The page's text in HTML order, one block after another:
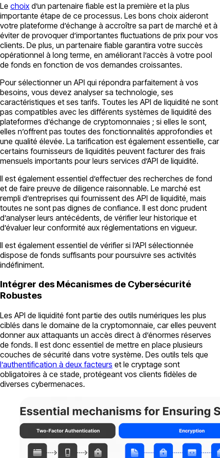
Le choix d’un partenaire fiable est la première et la plus
importante étape de ce processus. Les bons choix aideront
votre plateforme d’échange à accroître sa part de marché et à
éviter de provoquer d’importantes fluctuations de prix pour vos
clients. De plus, un partenaire fiable garantira votre succès
opérationnel à long terme, en améliorant l’accès à votre pool
de fonds en fonction de vos demandes croissantes.
Pour sélectionner un API qui répondra parfaitement à vos
besoins, vous devez analyser sa technologie, ses
caractéristiques et ses tarifs. Toutes les API de liquidité ne sont
pas compatibles avec les différents systèmes de liquidité des
plateformes d’échange de cryptomonnaies ; si elles le sont,
elles n’offrent pas toutes des fonctionnalités approfondies et
une qualité élevée. La tarification est également essentielle, car
certains fournisseurs de liquidités peuvent facturer des frais
mensuels importants pour leurs services d’API de liquidité.
Il est également essentiel d’effectuer des recherches de fond
et de faire preuve de diligence raisonnable. Le marché est
rempli d’entreprises qui fournissent des API de liquidité, mais
toutes ne sont pas dignes de confiance. Il est donc prudent
d’analyser leurs antécédents, de vérifier leur historique et
d’évaluer leur conformité aux réglementations en vigueur.
Il est également essentiel de vérifier si l’API sélectionnée
dispose de fonds suffisants pour poursuivre ses activités
indéfiniment.
Intégrer des Mécanismes de Cybersécurité
Robustes
Les API de liquidité font partie des outils numériques les plus
ciblés dans le domaine de la cryptomonnaie, car elles peuvent
donner aux attaquants un accès direct à d’énormes réserves
de fonds. Il est donc essentiel de mettre en place plusieurs
couches de sécurité dans votre système. Des outils tels que
l’authentification à deux facteurs et le cryptage sont
obligatoires à ce stade, protégeant vos clients fidèles de
diverses cybermenaces.